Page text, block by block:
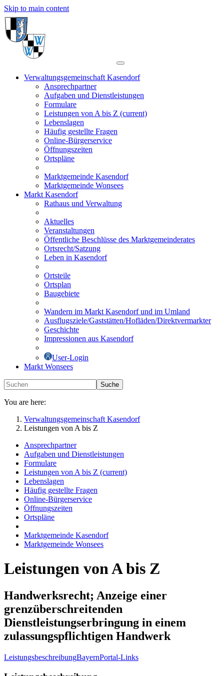
Skip to main content
Verwaltungsgemeinschaft Kasendorf
Ansprechpartner
Aufgaben und Dienstleistungen
Formulare
Leistungen von A bis Z (current)
Lebenslagen
Häufig gestellte Fragen
Online-Bürgerservice
Öffnungszeiten
Ortspläne
Marktgemeinde Kasendorf
Marktgemeinde Wonsees
Markt Kasendorf
Rathaus und Verwaltung
Aktuelles
Veranstaltungen
Öffentliche Beschlüsse des Marktgemeinderates
Ortsrecht/Satzung
Leben in Kasendorf
Ortsteile
Ortsplan
Baugebiete
Wandern im Markt Kasendorf und im Umland
Ausflugsziele/Gaststätten/Hofläden/Direktvermarkter
Geschichte
Impressionen aus Kasendorf
User-Login
Markt Wonsees
Suche
You are here:
Verwaltungsgemeinschaft Kasendorf
Leistungen von A bis Z
Ansprechpartner
Aufgaben und Dienstleistungen
Formulare
Leistungen von A bis Z (current)
Lebenslagen
Häufig gestellte Fragen
Online-Bürgerservice
Öffnungszeiten
Ortspläne
Marktgemeinde Kasendorf
Marktgemeinde Wonsees
Leistungen von A bis Z
Handwerksrecht; Anzeige einer
grenzüberschreitenden
Dienstleistungserbringung in einem
zulassungspflichtigen Handwerk
LeistungsbeschreibungBayernPortal-Links